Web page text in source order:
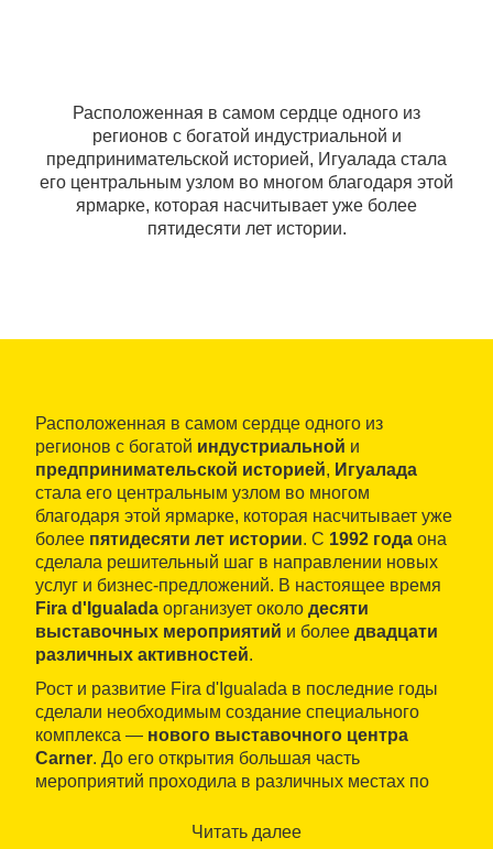
Расположенная в самом сердце одного из
регионов с богатой индустриальной и
предпринимательской историей, Игуалада стала
его центральным узлом во многом благодаря этой
ярмарке, которая насчитывает уже более
пятидесяти лет истории.
Расположенная в самом сердце одного из
регионов с богатой индустриальной и
предпринимательской историей, Игуалада
стала его центральным узлом во многом
благодаря этой ярмарке, которая насчитывает уже
более пятидесяти лет истории. С 1992 года она
сделала решительный шаг в направлении новых
услуг и бизнес-предложений. В настоящее время
Fira d'Igualada организует около десяти
выставочных мероприятий и более двадцати
различных активностей.
Рост и развитие Fira d'Igualada в последние годы
сделали необходимым создание специального
комплекса — нового выставочного центра
Carner. До его открытия большая часть
мероприятий проходила в различных местах по
Без сомнения, самым важным событием является
Читать далее